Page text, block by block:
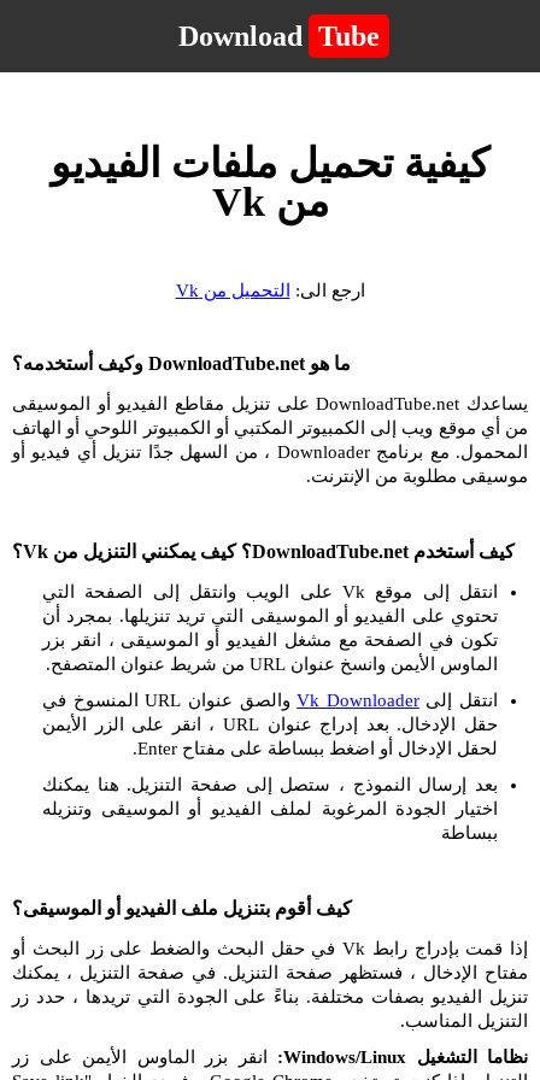
Download Tube
كيفية تحميل ملفات الفيديو
من Vk
ارجع الى: التحميل من Vk
ما هو DownloadTube.net وكيف أستخدمه؟
يساعدك DownloadTube.net على تنزيل مقاطع الفيديو أو الموسيقى
من أي موقع ويب إلى الكمبيوتر المكتبي أو الكمبيوتر اللوحي أو الهاتف
المحمول. مع برنامج Downloader ، من السهل جدًا تنزيل أي فيديو أو
موسيقى مطلوبة من الإنترنت.
كيف أستخدم DownloadTube.net؟ كيف يمكنني التنزيل من Vk؟
انتقل إلى موقع Vk على الويب وانتقل إلى الصفحة التي
تحتوي على الفيديو أو الموسيقى التي تريد تنزيلها. بمجرد أن
تكون في الصفحة مع مشغل الفيديو أو الموسيقى ، انقر بزر
الماوس الأيمن وانسخ عنوان URL من شريط عنوان المتصفح.
انتقل إلىVk Downloader
والصق عنوان URL المنسوخ في
حقل الإدخال. بعد إدراج عنوان URL ، انقر على الزر الأيمن
لحقل الإدخال أو اضغط ببساطة على مفتاح Enter.
بعد إرسال النموذج ، ستصل إلى صفحة التنزيل. هنا يمكنك
اختيار الجودة المرغوبة لملف الفيديو أو الموسيقى وتنزيله
ببساطة
كيف أقوم بتنزيل ملف الفيديو أو الموسيقى؟
إذا قمت بإدراج رابط Vk في حقل البحث والضغط على زر البحث أو
مفتاح الإدخال ، فستظهر صفحة التنزيل. في صفحة التنزيل ، يمكنك
تنزيل الفيديو بصفات مختلفة. بناءً على الجودة التي تريدها ، حدد زر
التنزيل المناسب.
نظاما التشغيل Windows/Linux:
انقر بزر الماوس الأيمن على زر